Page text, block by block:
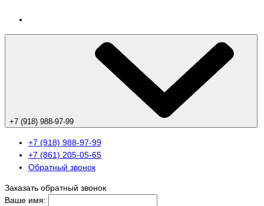
+7 (918) 988-97-99
+7 (918) 988-97-99
+7 (861) 205-05-65
Обратный звонок
Заказать обратный звонок
Ваше имя: